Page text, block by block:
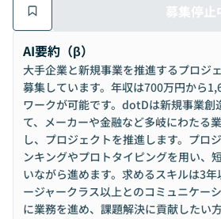
募集停止
AI要約（β）
大手企業と新規事業を推進するプロジ
募集しています。年収は700万円から
ワークが可能です。dotDは新規事業創
て、メーカーや金融など多岐にわたる
し、プロジェクトを推進します。プロ
ンキングやプロトタイピングを用い、
いながら進めます。求めるスキルは3
ージャークラス以上とのコミュニケー
に業務を進め、課題解決に貢献したい